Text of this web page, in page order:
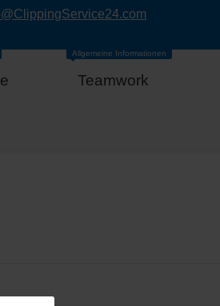
Teamwork
Allgemeine Informationen